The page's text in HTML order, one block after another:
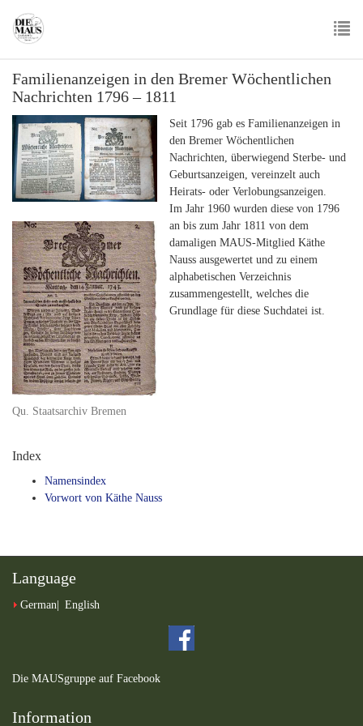
main
Familienanzeigen in den Bremer Wöchentlichen
Nachrichten 1796 – 1811
Qu. Staatsarchiv Bremen
Seit 1796 gab es Familienanzeigen in
den Bremer Wöchentlichen
Nachrichten, überwiegend Sterbe- und
Geburtsanzeigen, vereinzelt auch
Heirats- oder Verlobungsanzeigen.
Im Jahr 1960 wurden diese von 1796
an bis zum Jahr 1811 von dem
damaligen MAUS-Mitglied Käthe
Nauss ausgewertet und zu einem
alphabetischen Verzeichnis
zusammengestellt, welches die
Grundlage für diese Suchdatei ist.
Index
Namensindex
Vorwort von Käthe Nauss
Language
German English
Die MAUSgruppe auf Facebook
Information